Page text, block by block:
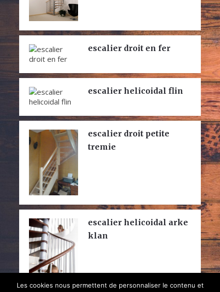
escalier droit en fer
escalier helicoidal flin
escalier droit petite
tremie
escalier helicoidal arke
klan
Les cookies nous permettent de personnaliser le contenu et